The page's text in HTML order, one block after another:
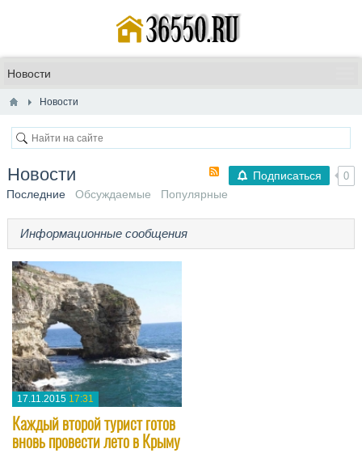
Новости
Подписаться 0
Новости
Последние Обсуждаемые Популярные
Информационные сообщения
17.11.2015 17:31
Каждый второй турист готов
вновь провести лето в Крыму